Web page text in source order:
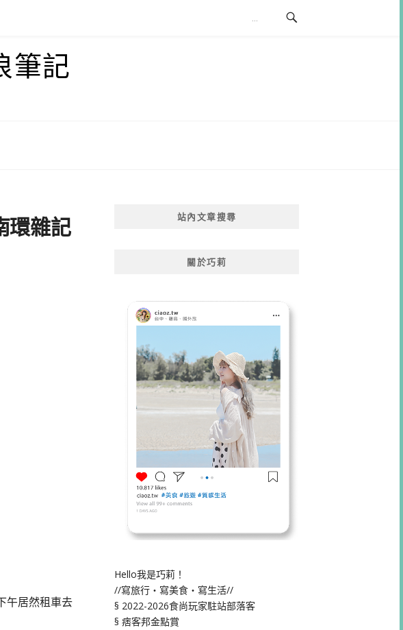
筆記
環雜記
午居然租車去
站內文章搜尋
關於巧莉
Hello我是巧莉！
//寫旅行・寫美食・寫生活//
§ 2022-2026食尚玩家駐站部落客
§ 痞客邦金點賞